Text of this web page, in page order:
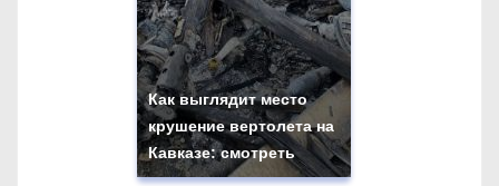
Как выглядит место
крушение вертолета на
Кавказе: смотреть